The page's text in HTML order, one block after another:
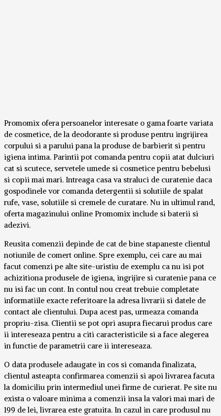
Promomix ofera persoanelor interesate o gama foarte variata
de cosmetice, de la deodorante si produse pentru ingrijirea
corpului si a parului pana la produse de barbierit si pentru
igiena intima. Parintii pot comanda pentru copii atat dulciuri
cat si scutece, servetele umede si cosmetice pentru bebelusi
si copii mai mari. Intreaga casa va straluci de curatenie daca
gospodinele vor comanda detergentii si solutiile de spalat
rufe, vase, solutiile si cremele de curatare. Nu in ultimul rand,
oferta magazinului online Promomix include si baterii si
adezivi.
Reusita comenzii depinde de cat de bine stapaneste clientul
notiunile de comert online. Spre exemplu, cei care au mai
facut comenzi pe alte site-uristiu de exemplu ca nu isi pot
achizitiona produsele de igiena, ingrijire si curatenie pana ce
nu isi fac un cont. In contul nou creat trebuie completate
informatiile exacte referitoare la adresa livrarii si datele de
contact ale clientului. Dupa acest pas, urmeaza comanda
propriu-zisa. Clientii se pot opri asupra fiecarui produs care
ii intereseaza pentru a citi caracteristicile si a face alegerea
in functie de parametrii care ii intereseaza.
O data produsele adaugate in cos si comanda finalizata,
clientul asteapta confirmarea comenzii si apoi livrarea facuta
la domiciliu prin intermediul unei firme de curierat. Pe site nu
exista o valoare minima a comenzii insa la valori mai mari de
199 de lei, livrarea este gratuita. In cazul in care produsul nu